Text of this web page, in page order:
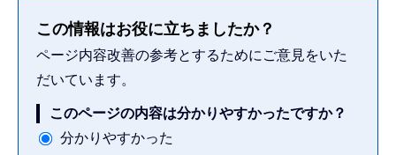
この情報はお役に立ちましたか？
ページ内容改善の参考とするためにご意見をいた
だいています。
このページの内容は分かりやすかったですか？
分かりやすかった